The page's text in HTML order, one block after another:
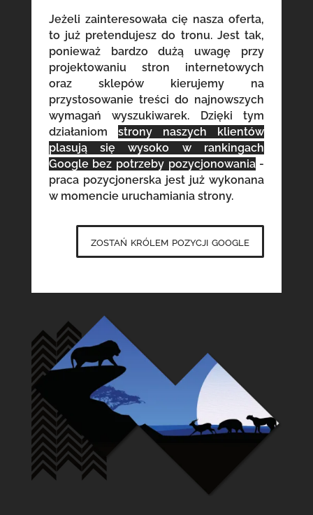
Jeżeli zainteresowała cię nasza oferta,
to już pretendujesz do tronu. Jest tak,
ponieważ bardzo dużą uwagę przy
projektowaniu stron internetowych
oraz sklepów kierujemy na
przystosowanie treści do najnowszych
wymagań wyszukiwarek. Dzięki tym
działaniom strony naszych klientów
plasują się wysoko w rankingach
Google bez potrzeby pozycjonowania-
praca pozycjonerska jest już wykonana
w momencie uruchamiania strony.
zostań królem pozycji google